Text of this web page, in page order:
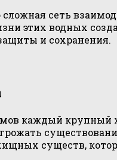
сеть
этих водных
и сохранения.
каждый крупный
существ,